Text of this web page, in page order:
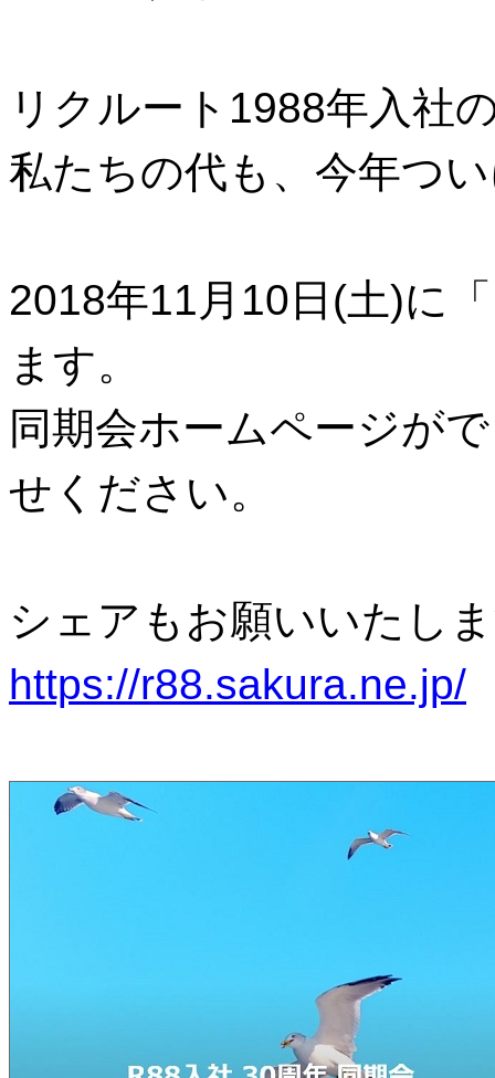
リクルート1988年入社
私たちの代も、今年つ
2018年11月10日(土)に
ます。
同期会ホームページが
せください。
シェアもお願いいたし
https://r88.sakura.ne.jp/